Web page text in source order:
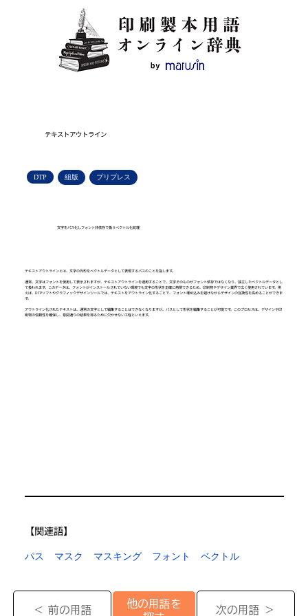
テキストアウトライン
DTP 組版 プリプレス
文字をパス化しフォント非依存で扱うベクトル化処理
テキストアウトラインとは、文字の外形をベクトルデータとして表現するパスのことを指します。
通常、文字はフォントを使用して表示されますが、テキストアウトラインを適用することで、文字そのものがフォント依存ではなくなり、独立したベクトルデータとし
て扱われます。このデータは、フォントがインストールされていない環境でも文字の形状を正確に再現できるため、印刷物やデザイン業界で広く使用されています。例
えば、DTPソフトやグラフィックデザインツールでは、テキストをアウトライン化することで、フォント埋め込みを避けながらデザインの互換性を高めることができま
す。
アウトライン化されたテキストは、通常の文字として編集することはできなくなりますが、パスとして形状を編集することが可能です。このプロセスは、デザインや印
刷物の信頼性を確保し、意図通りの結果を得るために欠かせない工程といえます。
【​関連語】
パス マスク マスキング フォント ベクトル
＜ 前の用語
他の用語を
次の用語 ＞